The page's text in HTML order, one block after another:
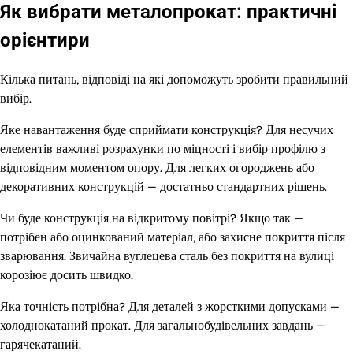
Як вибрати металопрокат: практичні
орієнтири
Кілька питань, відповіді на які допоможуть зробити правильний
вибір.
Яке навантаження буде сприймати конструкція? Для несучих
елементів важливі розрахунки по міцності і вибір профілю з
відповідним моментом опору. Для легких огороджень або
декоративних конструкцій — достатньо стандартних рішень.
Чи буде конструкція на відкритому повітрі? Якщо так —
потрібен або оцинкований матеріал, або захисне покриття після
зварювання. Звичайна вуглецева сталь без покриття на вулиці
корозіює досить швидко.
Яка точність потрібна? Для деталей з жорсткими допусками —
холоднокатаний прокат. Для загальнобудівельних завдань —
гарячекатаний.